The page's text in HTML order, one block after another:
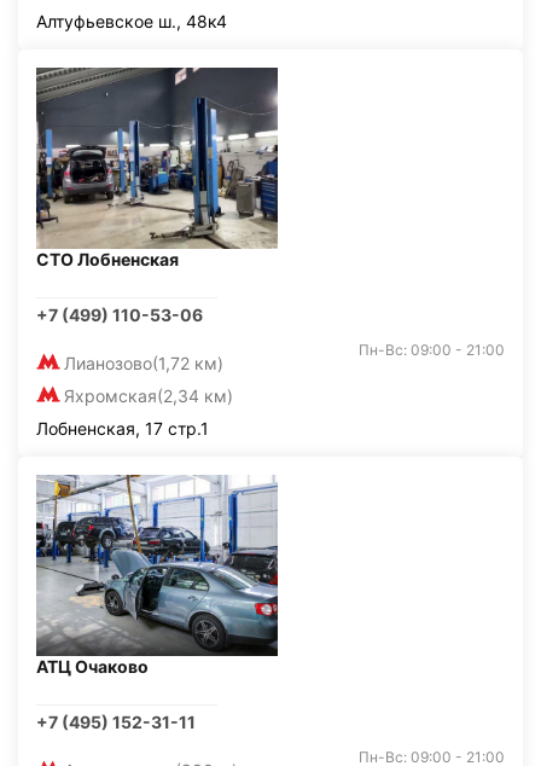
Алтуфьевское ш., 48к4
СТО Лобненская
+7 (499) 110-53-06
Лианозово(1,72 км)
Яхромская(2,34 км)
Пн-Вс: 09:00 - 21:00
Лобненская, 17 стр.1
АТЦ Очаково
+7 (495) 152-31-11
Пн-Вс: 09:00 - 21:00